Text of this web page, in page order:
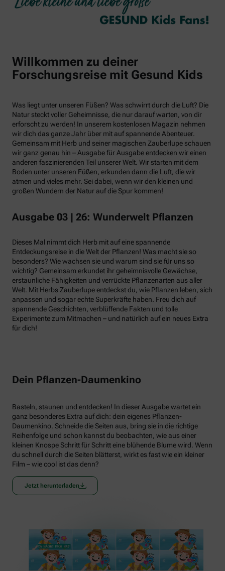
Willkommen zu deiner
Forschungsreise mit Gesund Kids
Was liegt unter unseren Füßen? Was schwirrt durch die Luft? Die
Natur steckt voller Geheimnisse, die nur darauf warten, von dir
erforscht zu werden! In unserem kostenlosen Magazin nehmen
wir dich das ganze Jahr über mit auf spannende Abenteuer.
Gemeinsam mit Herb und seiner magischen Zauberlupe schauen
wir ganz genau hin – Ausgabe für Ausgabe entdecken wir einen
anderen faszinierenden Teil unserer Welt. Wir starten mit dem
Boden unter unseren Füßen, erkunden dann die Luft, die wir
atmen und vieles mehr. Sei dabei, wenn wir den kleinen und
großen Wundern der Natur auf die Spur kommen!
Ausgabe 03 | 26: Wunderwelt Pflanzen
Dieses Mal nimmt dich Herb mit auf eine spannende
Entdeckungsreise in die Welt der Pflanzen! Was macht sie so
besonders? Wie wachsen sie und warum sind sie für uns so
wichtig? Gemeinsam erkundet ihr geheimnisvolle Gewächse,
erstaunliche Fähigkeiten und verrückte Pflanzenarten aus aller
Welt. Mit Herbs Zauberlupe entdeckst du, wie Pflanzen leben, sich
anpassen und sogar echte Superkräfte haben. Freu dich auf
spannende Geschichten, verblüffende Fakten und tolle
Experimente zum Mitmachen – und natürlich auf ein neues Extra
für dich!
Dein Pflanzen-Daumenkino
Basteln, staunen und entdecken! In dieser Ausgabe wartet ein
ganz besonderes Extra auf dich: dein eigenes Pflanzen-
Daumenkino. Schneide die Seiten aus, bring sie in die richtige
Reihenfolge und schon kannst du beobachten, wie aus einer
kleinen Knospe Schritt für Schritt eine blühende Blume wird. Wenn
du schnell durch die Seiten blätterst, wirkt es fast wie ein kleiner
Film – wie cool ist das denn?
Jetzt herunterladen